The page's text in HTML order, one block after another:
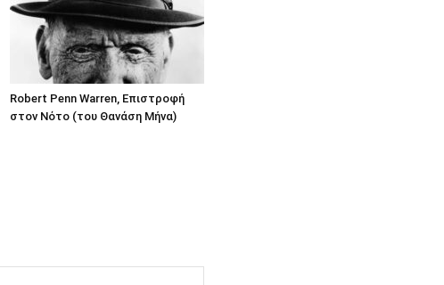
Robert Penn Warren, Επιστροφή
στον Νότο (του Θανάση Μήνα)